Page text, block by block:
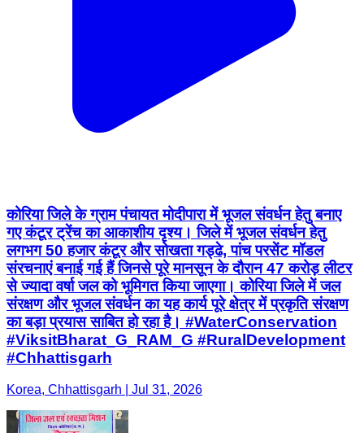
कोरिया जिले के ग्राम पंचायत मोदीपारा में भूजल संवर्धन हेतु बनाए
गए कंटूर ट्रेंच का आकाशीय दृश्य। जिले में भूजल संवर्धन हेतु
लगभग 50 हजार कंटूर और सोखता गड्ढे, पांच परसेंट मॉडल
संरचनाएं बनाई गई हैं जिनसे पूरे मानसून के दौरान 47 करोड़ लीटर
से ज्यादा वर्षा जल को भूमिगत किया जाएगा। कोरिया जिले में जल
संरक्षण और भूजल संवर्धन का यह कार्य पूरे क्षेत्र में प्रकृति संरक्षण
का बड़ा प्रयास साबित हो रहा है। #WaterConservation
#ViksitBharat_G_RAM_G #RuralDevelopment
#Chhattisgarh
Korea, Chhattisgarh | Jul 31, 2026